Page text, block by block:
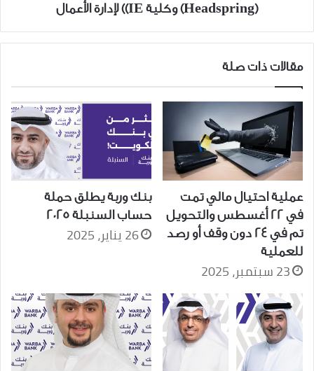
لإدارة
الأعمال
(Headspring) وكلية IE)) لإدارة الأعمال
مقالات ذات صلة
عملية احتيال مالي تمت
في 22 أغسطس والتحويل
تم في 24 دون وقف أو رصد
للعملية
23 سبتمبر، 2025
بنك وربة يطلق حملة
حساب السنبلة 2025
26 يناير، 2025